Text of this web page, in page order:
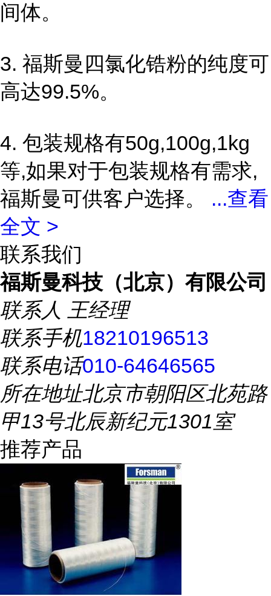
间体。
3. 福斯曼四氯化锆粉的纯度可
高达99.5%。
4. 包装规格有50g,100g,1kg
等,如果对于包装规格有需求,
福斯曼可供客户选择。 ...查看
全文 >
联系我们
福斯曼科技（北京）有限公司
联系人 王经理
联系手机18210196513
联系电话010-64646565
所在地址北京市朝阳区北苑路
甲13号北辰新纪元1301室
推荐产品